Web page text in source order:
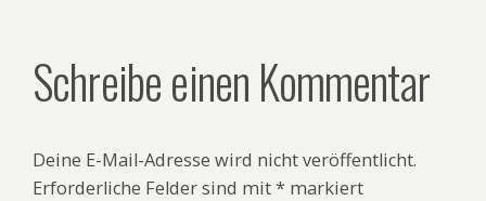
Schreibe einen Kommentar
Deine E-Mail-Adresse wird nicht veröffentlicht.
Erforderliche Felder sind mit* markiert